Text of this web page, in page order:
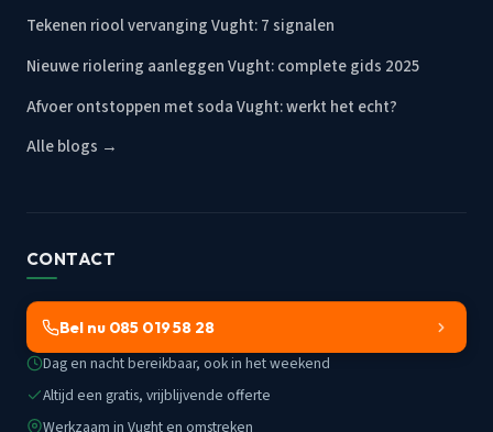
Tekenen riool vervanging Vught: 7 signalen
Nieuwe riolering aanleggen Vught: complete gids 2025
Afvoer ontstoppen met soda Vught: werkt het echt?
Alle blogs →
CONTACT
Bel nu 085 019 58 28
Dag en nacht bereikbaar, ook in het weekend
Altijd een gratis, vrijblijvende offerte
Werkzaam in Vught en omstreken